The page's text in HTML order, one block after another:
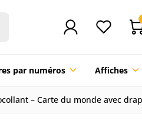
par numéros Affiches
– Carte du monde avec